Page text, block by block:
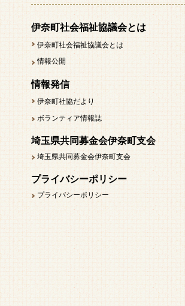
伊奈町社会福祉協議会とは
伊奈町社会福祉協議会とは
情報公開
情報発信
伊奈町社協だより
ボランティア情報誌
埼玉県共同募金会伊奈町支会
埼玉県共同募金会伊奈町支会
プライバシーポリシー
プライバシーポリシー